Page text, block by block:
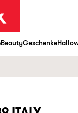
BeautyGeschenke